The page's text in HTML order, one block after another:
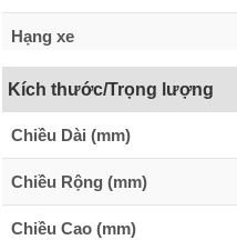
Hạng xe
Kích thước/Trọng lượng
Chiều Dài (mm)
Chiều Rộng (mm)
Chiều Cao (mm)